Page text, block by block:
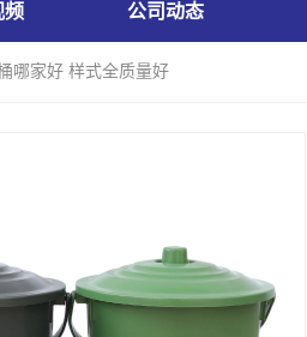
频 公司动态
哪家好 样式全质量好